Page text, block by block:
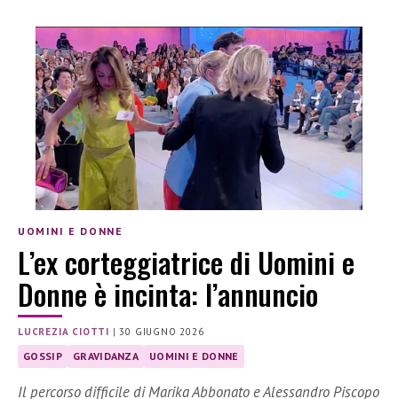
UOMINI E DONNE
L’ex corteggiatrice di Uomini e
Donne è incinta: l’annuncio
LUCREZIA CIOTTI |30 GIUGNO 2026
GOSSIP GRAVIDANZA UOMINI E DONNE
Il percorso difficile di Marika Abbonato e Alessandro Piscopo